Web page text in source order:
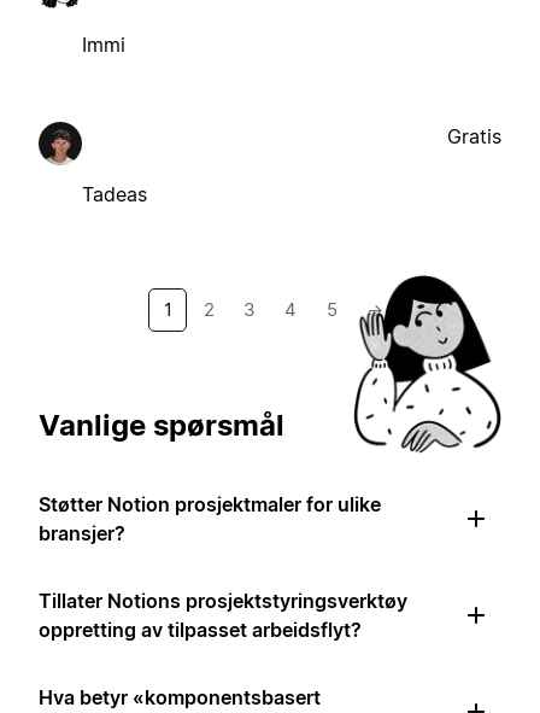
Immi
Tadeas
Gratis
1 2 3 4 5 →
Vanlige spørsmål
Støtter Notion prosjektmaler for ulike
bransjer?
Tillater Notions prosjektstyringsverktøy
oppretting av tilpasset arbeidsflyt?
Hva betyr «komponentsbasert